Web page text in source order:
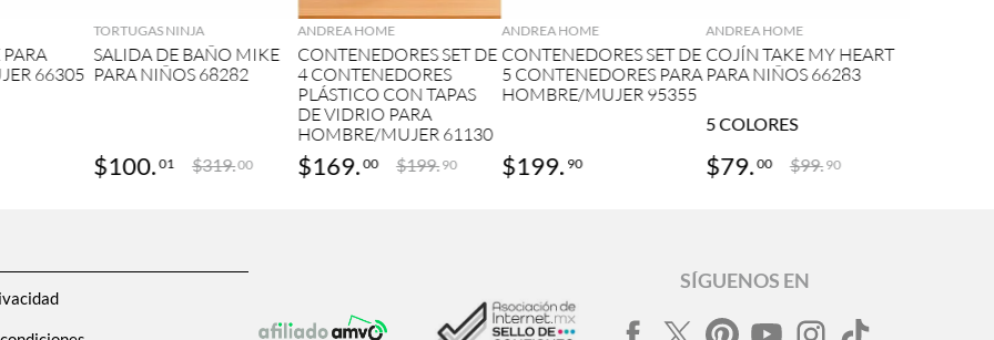
66305
TORTUGAS NINJA
SALIDA DE BAÑO MIKE
PARA NIÑOS 68282
$100.01 $319.00
ANDREA HOME
CONTENEDORES SET DE
4 CONTENEDORES
PLÁSTICO CON TAPAS
DE VIDRIO PARA
HOMBRE/MUJER 61130
$169.00 $199. 90
ANDREA HOME
CONTENEDORES SET DE
5 CONTENEDORES PARA
HOMBRE/MUJER 95355
$199. 90
ANDREA HOME
COJÍN TAKE MY HEART
PARA NIÑOS 66283
5COLORES
$79.00 $99. 90
SÍGUENOS EN